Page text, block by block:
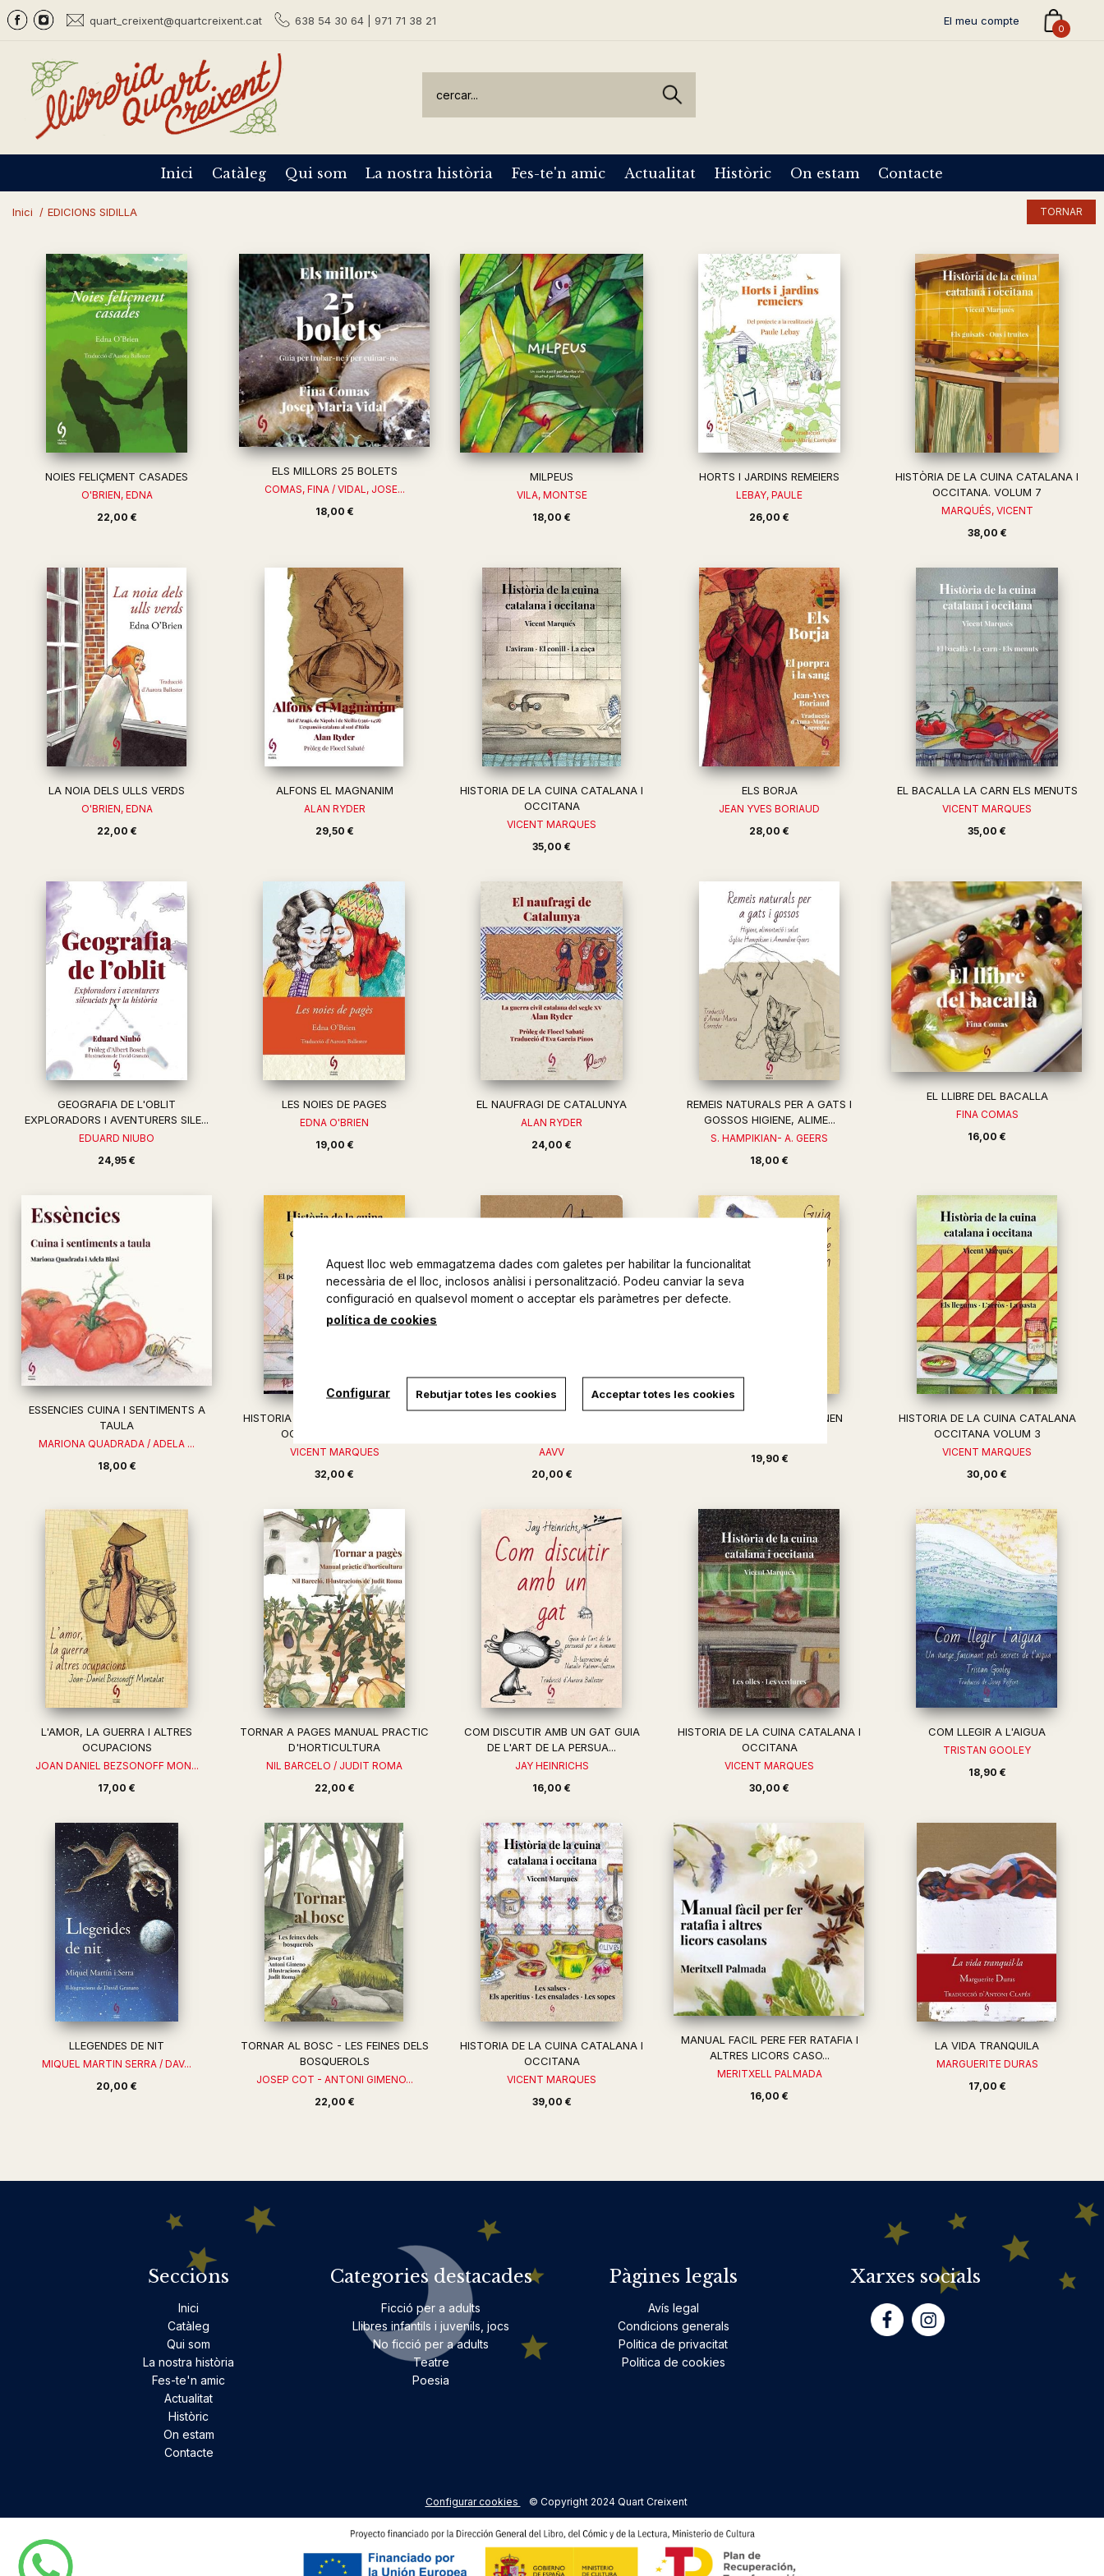
quart_creixent@quartcreixent.cat 638 54 30 64 | 971 71 38 21 El meu compte
0
Inici Catàleg Qui som La nostra història Fes-te'n amic Actualitat Històric On estam Contacte
Inici / EDICIONS SIDILLA TORNAR
NOIES FELIÇMENT CASADES
O'BRIEN, EDNA
22,00 €
ELS MILLORS 25 BOLETS
COMAS, FINA / VIDAL, JOSE...
18,00 €
MILPEUS
VILA, MONTSE
18,00 €
HORTS I JARDINS REMEIERS
LEBAY, PAULE
26,00 €
HISTÒRIA DE LA CUINA CATALANA I
OCCITANA. VOLUM 7
MARQUÉS, VICENT
38,00 €
LA NOIA DELS ULLS VERDS
O'BRIEN, EDNA
22,00 €
ALFONS EL MAGNANIM
ALAN RYDER
29,50 €
HISTORIA DE LA CUINA CATALANA I
OCCITANA
VICENT MARQUES
35,00 €
ELS BORJA
JEAN YVES BORIAUD
28,00 €
EL BACALLA LA CARN ELS MENUTS
VICENT MARQUES
35,00 €
GEOGRAFIA DE L'OBLIT
EXPLORADORS I AVENTURERS SILE...
EDUARD NIUBO
24,95 €
LES NOIES DE PAGES
EDNA O'BRIEN
19,00 €
EL NAUFRAGI DE CATALUNYA
ALAN RYDER
24,00 €
REMEIS NATURALS PER A GATS I
GOSSOS HIGIENE, ALIME...
S. HAMPIKIAN- A. GEERS
18,00 €
EL LLIBRE DEL BACALLA
FINA COMAS
16,00 €
ESSENCIES CUINA I SENTIMENTS A
TAULA
MARIONA QUADRADA / ADELA ...
18,00 €
HISTORIA DE LA CUINA CATALANA I
OCCITANA EL PEIX ...
VICENT MARQUES
32,00 €
AAVV
20,00 €
GUIA PER ALS QUE CAMINEN
19,90 €
HISTORIA DE LA CUINA CATALANA
OCCITANA VOLUM 3
VICENT MARQUES
30,00 €
L'AMOR, LA GUERRA I ALTRES
OCUPACIONS
JOAN DANIEL BEZSONOFF MON...
17,00 €
TORNAR A PAGES MANUAL PRACTIC
D'HORTICULTURA
NIL BARCELO / JUDIT ROMA
22,00 €
COM DISCUTIR AMB UN GAT GUIA
DE L'ART DE LA PERSUA...
JAY HEINRICHS
16,00 €
HISTORIA DE LA CUINA CATALANA I
OCCITANA
VICENT MARQUES
30,00 €
COM LLEGIR A L'AIGUA
TRISTAN GOOLEY
18,90 €
LLEGENDES DE NIT
MIQUEL MARTIN SERRA / DAV...
20,00 €
TORNAR AL BOSC - LES FEINES DELS
BOSQUEROLS
JOSEP COT - ANTONI GIMENO...
22,00 €
HISTORIA DE LA CUINA CATALANA I
OCCITANA
VICENT MARQUES
39,00 €
MANUAL FACIL PERE FER RATAFIA I
ALTRES LICORS CASO...
MERITXELL PALMADA
16,00 €
LA VIDA TRANQUILA
MARGUERITE DURAS
17,00 €
Seccions
Inici
Catàleg
Qui som
La nostra història
Fes-te'n amic
Actualitat
Històric
On estam
Contacte
Categories destacades
Ficció per a adults
Llibres infantils i juvenils, jocs
No ficció per a adults
Teatre
Poesia
Pàgines legals
Avís legal
Condicions generals
Politica de privacitat
Politica de cookies
Xarxes socials
Configurar cookies © Copyright 2024 Quart Creixent
Aquest lloc web emmagatzema dades com galetes per habilitar la funcionalitat
necessària de el lloc, inclosos anàlisi i personalització. Podeu canviar la seva
configuració en qualsevol moment o acceptar els paràmetres per defecte.
política de cookies
Configurar Rebutjar totes les cookies Acceptar totes les cookies